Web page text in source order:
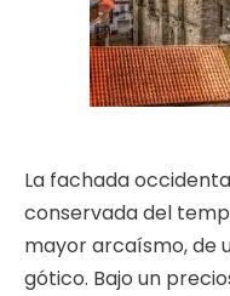
La fachada
conservada del
mayor arcaísmo, de
gótico. Bajo un